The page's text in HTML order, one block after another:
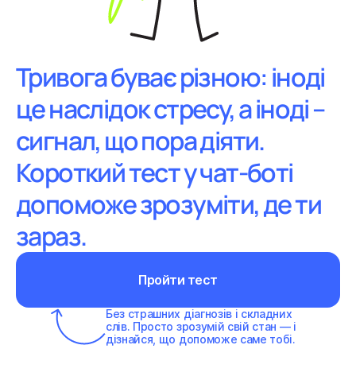
Тривога буває різною: іноді
це наслідок стресу, а іноді –
сигнал, що пора діяти.
Короткий тест у чат-боті
допоможе зрозуміти, де ти
зараз.
Пройти тест
Без страшних діагнозів і складних
слів. Просто зрозумій свій стан — і
дізнайся, що допоможе саме тобі.